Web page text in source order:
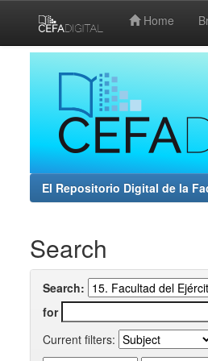
Home
El Repositorio Digital de la
Search
Search:
for
Current filters: